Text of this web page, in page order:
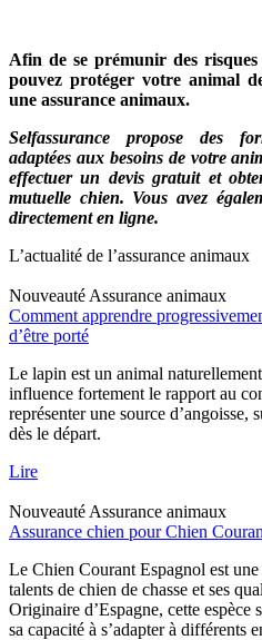
Afin de se prémunir des
pouvez protéger votre animal
une assurance animaux.
Selfassurance propose des
adaptées aux besoins de votre
effectuer un devis gratuit et
mutuelle chien. Vous avez
directement en ligne.
L’actualité de l’assurance animaux
Nouveauté Assurance animaux
Comment apprendre
d’être porté
Le lapin est un animal
influence fortement le rapport au
représenter une source d’angoisse,
dès le départ.
Lire
Nouveauté Assurance animaux
Assurance chien pour Chien
Le Chien Courant Espagnol est
talents de chien de chasse et ses
Originaire d’Espagne, cette espèce
sa capacité à s’adapter à différents